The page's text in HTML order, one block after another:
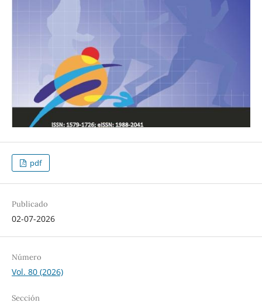
pdf
Publicado
02-07-2026
Número
Vol. 80 (2026)
Sección